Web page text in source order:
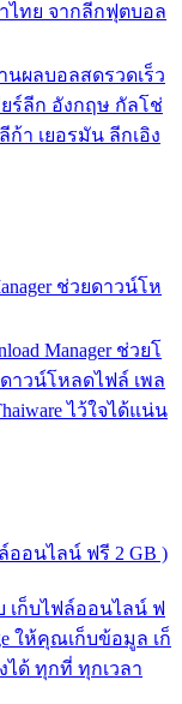
ไทย จากลีกฟุตบอล
นผลบอลสดรวดเร็ว
ร์ลีก อังกฤษ กัลโช่
ก้า เยอรมัน ลีกเอิง
ช่วยดาวน์โห
Manager ช่วยโ
าวน์โหลดไฟล์ เพล
ไว้ใจได้แน่น
ออนไลน์ ฟรี 2 GB )
เก็บไฟล์ออนไลน์ ฟ
ให้คุณเก็บข้อมูล เก็
ได้ ทุกที่ ทุกเวลา